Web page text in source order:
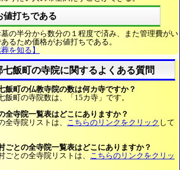
値打ちである
の半分から数分の１程度で済み、また管理費がい
るため価格がお値打ちである。
を知る】
飯町の寺院に関するよくある質問
飯町の仏教寺院の数は何カ寺ですか？
飯町の寺院数は、「15カ寺」です。
全寺院一覧表はどこにありますか？
全寺院リストは、 こちらのリンクをクリック して
ごとの全寺院一覧表はどこにありますか？
ごとの全寺院リストは、 こちらのリンクをクリッ